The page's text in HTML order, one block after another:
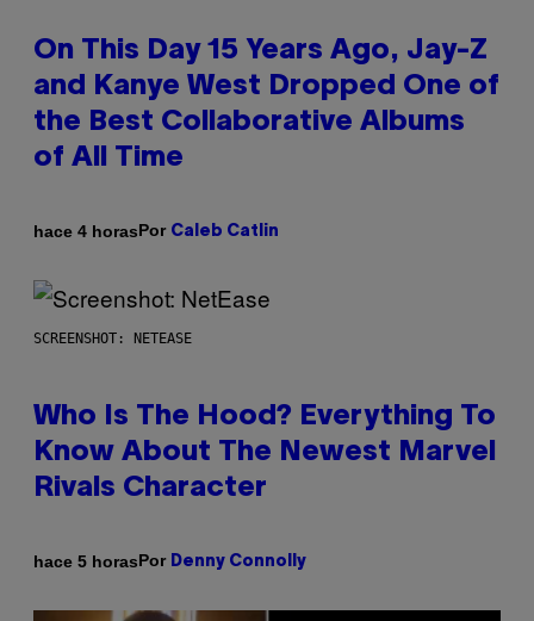
On This Day 15 Years Ago, Jay-Z
and Kanye West Dropped One of
the Best Collaborative Albums
of All Time
hace 4 horasPor Caleb Catlin
SCREENSHOT: NETEASE
Who Is The Hood? Everything To
Know About The Newest Marvel
Rivals Character
hace 5 horasPor Denny Connolly